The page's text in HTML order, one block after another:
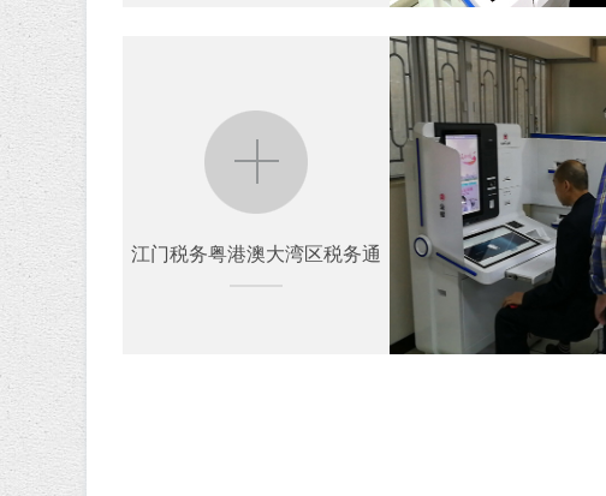
江门税务粤港澳大湾区税务通
江门税务粤港澳大湾区税务通